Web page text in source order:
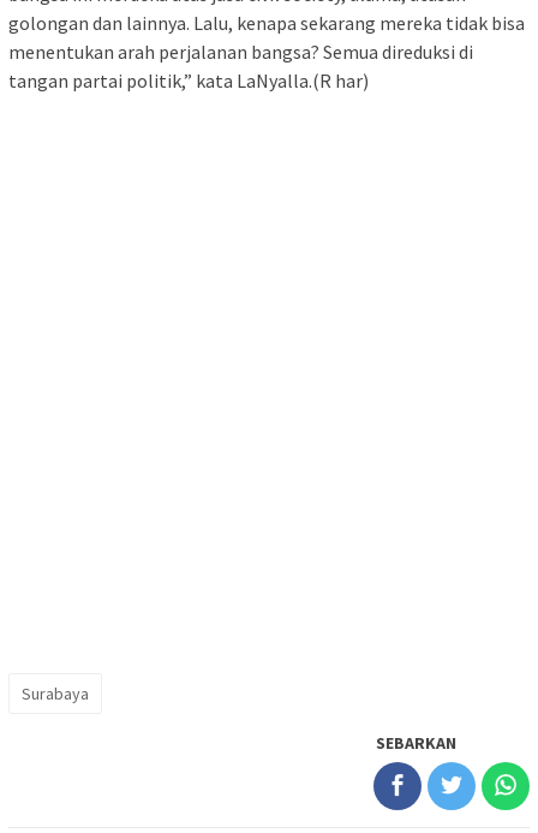
golongan dan lainnya. Lalu, kenapa sekarang mereka tidak bisa
menentukan arah perjalanan bangsa? Semua direduksi di
tangan partai politik,” kata LaNyalla.(R har)
Surabaya
SEBARKAN